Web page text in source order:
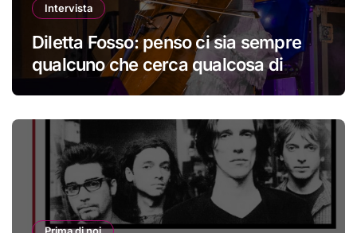
Intervista
Diletta Fosso: penso ci sia sempre
qualcuno che cerca qualcosa di